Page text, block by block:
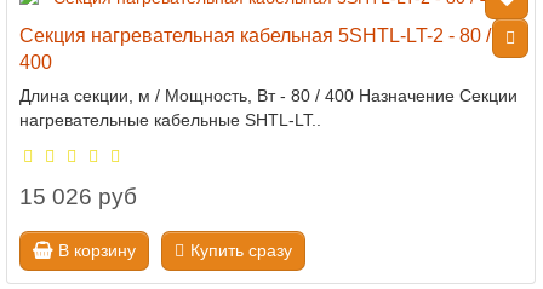
Секция нагревательная кабельная 5SHTL-LT-2 - 80 /
400
Длина секции, м / Мощность, Вт - 80 / 400 Назначение Секции
нагревательные кабельные SHTL-LT..
15 026 руб
В корзину Купить сразу